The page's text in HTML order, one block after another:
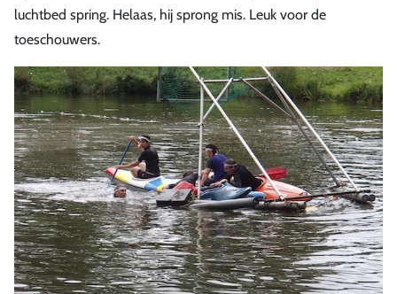
luchtbed spring. Helaas, hij sprong mis. Leuk voor de
toeschouwers.